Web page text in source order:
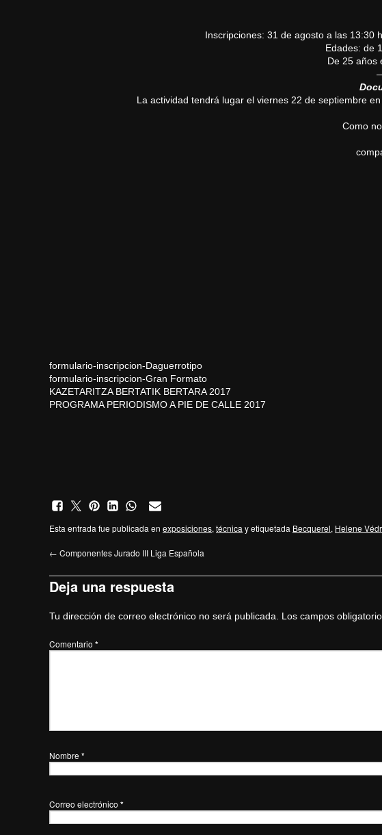
Inscripciones: 31 de agosto a las 13:30
Edades: de
De 25 años
La actividad tendrá lugar el viernes 22 de septiembre
Como
formulario-inscripcion-Daguerrotipo
formulario-inscripcion-Gran Formato
KAZETARITZA BERTATIK BERTARA 2017
PROGRAMA PERIODISMO A PIE DE CALLE 2017
Esta entrada fue publicada en exposiciones, técnica y etiquetada Becquerel, Helene
← Componentes Jurado III Liga Española
Deja una respuesta
Tu dirección de correo electrónico no será publicada. Los campos
Comentario *
Nombre *
Correo electrónico *